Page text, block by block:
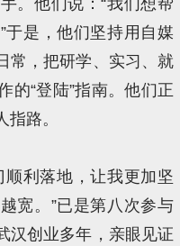
。他们说：“我们想帮
于是，他们坚持用自媒
常，把研学、实习、就
的“登陆”指南。他们正
路。
顺利落地，让我更加坚
宽。”已是第八次参与
汉创业多年，亲眼见证